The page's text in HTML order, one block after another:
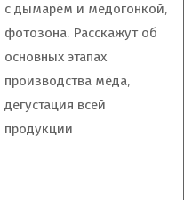
с дымарём и медогонкой,
фотозона. Расскажут об
основных этапах
производства мёда,
дегустация всей
продукции